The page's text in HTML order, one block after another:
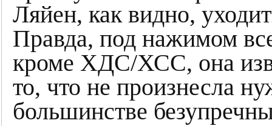
Ляйен, как видно,
Правда, под нажимом
кроме ХДС/ХСС, она
то, что не произнесла
большинстве